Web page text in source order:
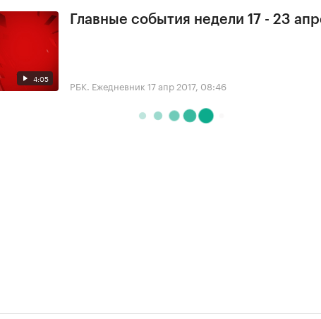
4:05
Главные события недели 17 - 23
РБК. Ежедневник 17 апр 2017, 08:46